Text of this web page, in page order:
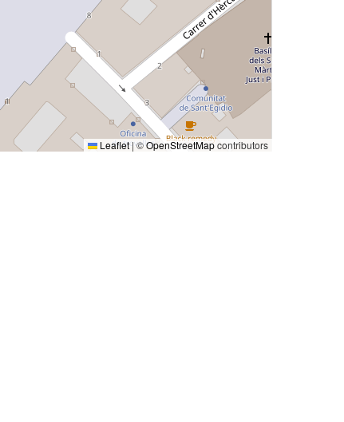
Leaflet|©OpenStreetMapcontributors